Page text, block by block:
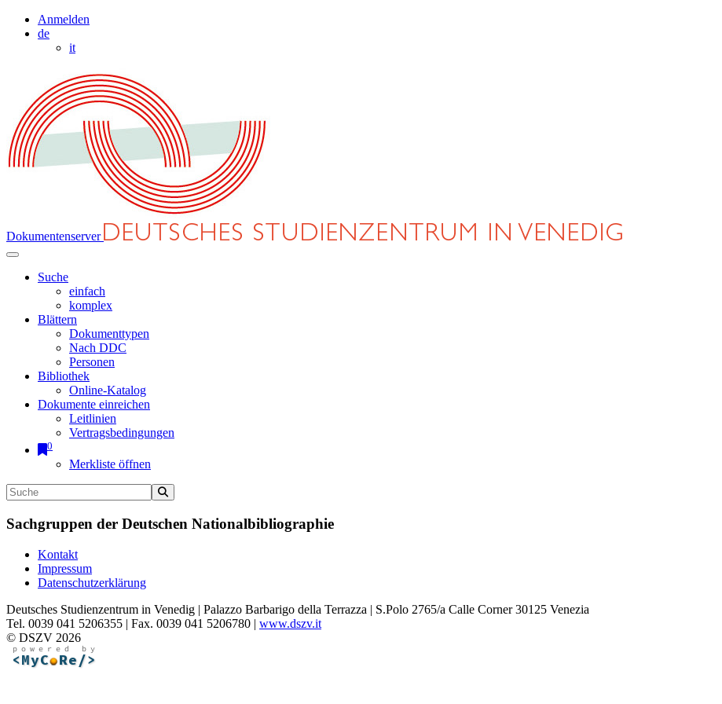
Anmelden
de
it
Dokumentenserver
Suche
einfach
komplex
Blättern
Dokumenttypen
Nach DDC
Personen
Bibliothek
Online-Katalog
Dokumente einreichen
Leitlinien
Vertragsbedingungen
0
Merkliste öffnen
Sachgruppen der Deutschen Nationalbibliographie
Kontakt
Impressum
Datenschutzerklärung
Deutsches Studienzentrum in Venedig | Palazzo Barbarigo della Terrazza | S.Polo 2765/a Calle Corner 30125 Venezia
Tel. 0039 041 5206355 | Fax. 0039 041 5206780 | www.dszv.it
© DSZV 2026